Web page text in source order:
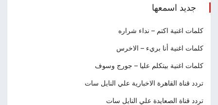
جديد اسمعها
كلمات اغنية اكتم – نداء شراره
كلمات اغنية أنا بريء – الاخرس
كلمات اغنية بيتكلم عليا – جورج وسوف
تردد قناة القاهرة الاخبارية علي النايل سات
تردد قناة الصعايدة علي النايل سات